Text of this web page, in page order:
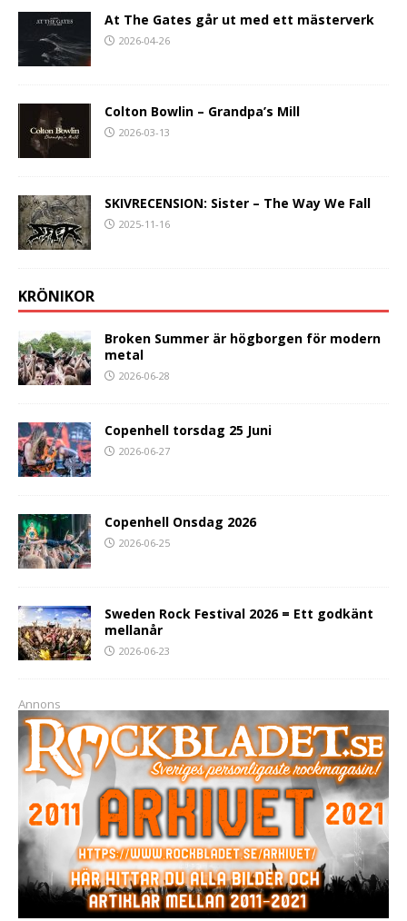
At The Gates går ut med ett mästerverk
2026-04-26
Colton Bowlin – Grandpa’s Mill
2026-03-13
SKIVRECENSION: Sister – The Way We Fall
2025-11-16
KRÖNIKOR
Broken Summer är högborgen för modern
metal
2026-06-28
Copenhell torsdag 25 Juni
2026-06-27
Copenhell Onsdag 2026
2026-06-25
Sweden Rock Festival 2026 = Ett godkänt
mellanår
2026-06-23
Annons